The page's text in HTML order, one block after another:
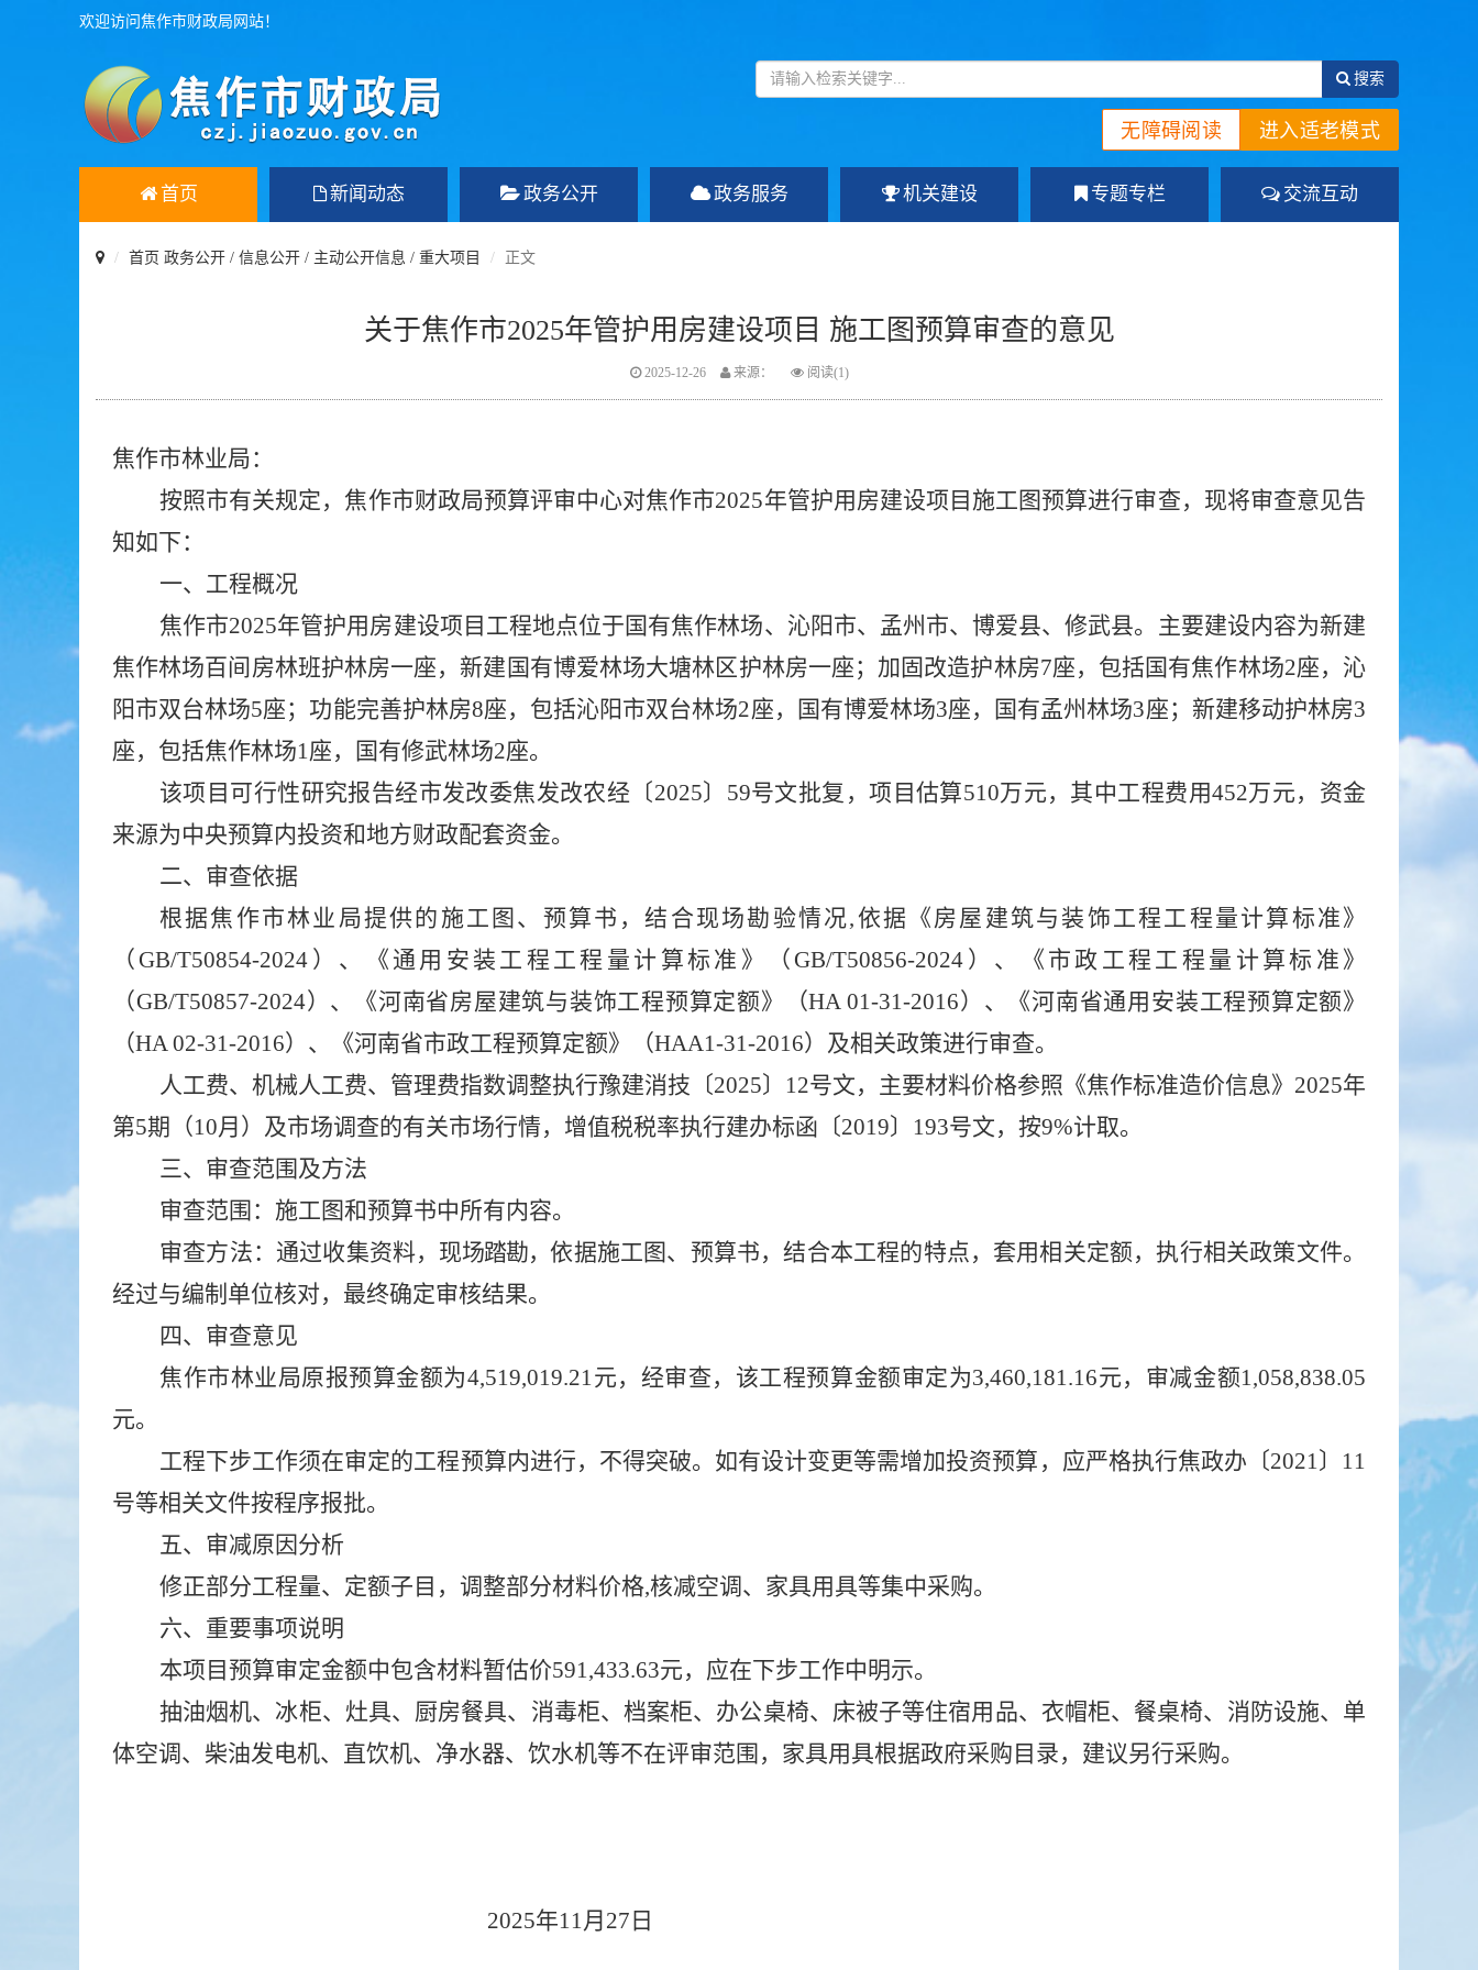
欢迎访问焦作市财政局网站！
搜索
进入适老模式
无障碍阅读
首页 新闻动态 政务公开 政务服务 机关建设 专题专栏 交流互动
首页 政务公开 / 信息公开 / 主动公开信息 / 重大项目 正文
关于焦作市2025年管护用房建设项目 施工图预算审查的意见
2025-12-26 来源： 阅读(1)
焦作市林业局：
按照市有关规定，焦作市财政局预算评审中心对焦作市2025年管护用房建设项目施工图预算进行审查，现将审查意见告
知如下：
一、 工程概况
焦作市2025年管护用房建设项目工程地点位于国有焦作林场、沁阳市、孟州市、博爱县、修武县。主要建设内容为新建
焦作林场百间房林班护林房一座，新建国有博爱林场大塘林区护林房一座；加固改造护林房7座，包括国有焦作林场2座，沁
阳市双台林场5座；功能完善护林房8座，包括沁阳市双台林场2座，国有博爱林场3座，国有孟州林场3座；新建移动护林房3
座，包括焦作林场1座，国有修武林场2座。
该项目可行性研究报告经市发改委焦发改农经 〔2025〕 59号文批复，项目估算510万元，其中工程费用452万元， 资金
来源为中央预算内投资和地方财政配套资金。
二、审查依据
根据焦作市林业局提供的 施工图、 预算书 ，结合现场勘验情况,依据 《房屋建筑与装饰工程工程量计算标准》
（ GB/T50854-2024 ）、 《通用安装工程工程量计算标准 》（ GB/T50856-2024 ）、
《市政工程工程量计算标准》
（GB/T50857-2024） 、 《河南省房屋建筑与装饰工程预算定额》（HA 01-31-2016）、
《河南省通用安装工程预算定额》
（HA 02-31-2016）、 《河南省市政工程预算定额》（HAA1-31-2016） 及相关政策进行审查。
人工费、机械人工费、管理费指数调整执行豫建消技〔2025〕12号文，主要材料价格参照《焦作标准造价信息》2025年
第5期（10月）及市场调查的有关市场行情，增值税税率执行建办标函〔2019〕193号文，按9%计取。
三、审查范围及方法
审查范围： 施工图和预算书中所有内容。
审查方法：通过收集资料， 现场踏勘，依据施工图、预算书，结合本工程的特点，套用相关定额，执行相关政策文件。
经过与编制单位核对，最终确定审核结果。
四、审查意见
焦作市林业局原报预算金额为4,519,019.21元，经审查，该工程预算金额审定为3,460,181.16元，审减金额1,058,838.05
元。
工程下步工作须在审定的工程预算内进行，不得突破。 如有设计变更等需增加投资预算，应严格执行焦政办〔2021〕 11
号等相关文件按程序报批。
五、 审减原因分析
修正部分工程量、 定额子目， 调整部分材料价格,核减空调、家具用具等集中采购。
六、 重要事项说明
本项目预算审定金额中包含材料暂估价591,433.63元，应在下步工作中明示。
抽油烟机、冰柜、灶具、厨房餐具、消毒柜、档案柜、办公桌椅、床被子等住宿用品、衣帽柜、餐桌椅、消防设施、单
体空调、柴油发电机、直饮机、净水器、饮水机等不在评审范围，家具用具根据政府采购目录，建议另行采购。
2025年11月 27 日